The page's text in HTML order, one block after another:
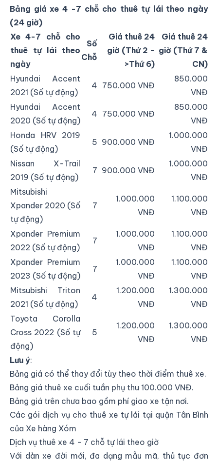
Bảng giá xe 4 -7 chỗ cho thuê tự lái theo ngày
(24 giờ)
Xe 4-7 chỗ cho
thuê tự lái theo
ngày
Số
Chỗ
Giá thuê 24
giờ (Thứ 2 -
>Thứ 6)
Giá thuê 24
giờ (Thứ 7 &
CN)
Hyundai Accent
2021 (Số tự động)
4 750.000 VNĐ
850.000
VNĐ
Hyundai Accent
2020 (Số tự động)
4 750.000 VNĐ
850.000
VNĐ
Honda HRV 2019
(Số tự động)
5 900.000 VNĐ
1.000.000
VNĐ
Nissan X-Trail
2019 (Số tự động)
7 900.000 VNĐ
1.000.000
VNĐ
Mitsubishi
Xpander 2020 (Số
tự động)
7
1.000.000
VNĐ
1.100.000
VNĐ
Xpander Premium
2022 (Số tự động)
7
1.000.000
VNĐ
1.100.000
VNĐ
Xpander Premium
2023 (Số tự động)
7
1.000.000
VNĐ
1.100.000
VNĐ
Mitsubishi Triton
2021 (Số tự động)
4
1.200.000
VNĐ
1.300.000
VNĐ
Toyota Corolla
Cross 2022 (Số tự
động)
5
1.200.000
VNĐ
1.300.000
VNĐ
Lưu ý:
Bảng giá có thể thay đổi tùy theo thời điểm thuê xe.
Bảng giá thuê xe cuối tuần phụ thu 100.000 VNĐ.
Bảng giá trên chưa bao gồm phí giao xe tận nơi.
Các gói dịch vụ cho thuê xe tự lái tại quận Tân Bình
của Xe hàng Xóm
Dịch vụ thuê xe 4 - 7 chỗ tự lái theo giờ
Với dàn xe đời mới, đa dạng mẫu mã, thủ tục đơn